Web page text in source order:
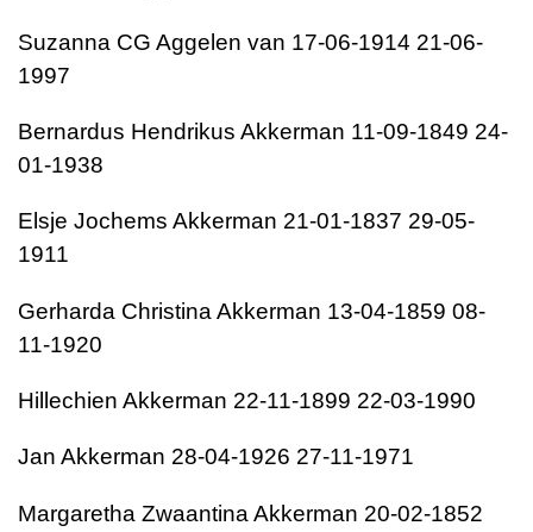
Suzanna CG Aggelen van 17-06-1914 21-06-
1997
Bernardus Hendrikus Akkerman 11-09-1849 24-
01-1938
Elsje Jochems Akkerman 21-01-1837 29-05-
1911
Gerharda Christina Akkerman 13-04-1859 08-
11-1920
Hillechien Akkerman 22-11-1899 22-03-1990
Jan Akkerman 28-04-1926 27-11-1971
Margaretha Zwaantina Akkerman 20-02-1852